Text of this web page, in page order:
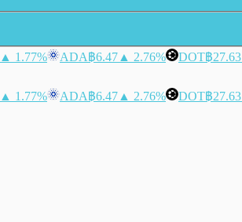
▲ 1.77% ADA฿6.47 ▲ 2.76% DOT฿27.63
▲ 1.77% ADA฿6.47 ▲ 2.76% DOT฿27.63